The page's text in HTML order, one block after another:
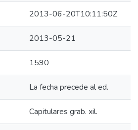
2013-06-20T10:11:50Z
2013-05-21
1590
La fecha precede al ed.
Capitulares grab. xil.